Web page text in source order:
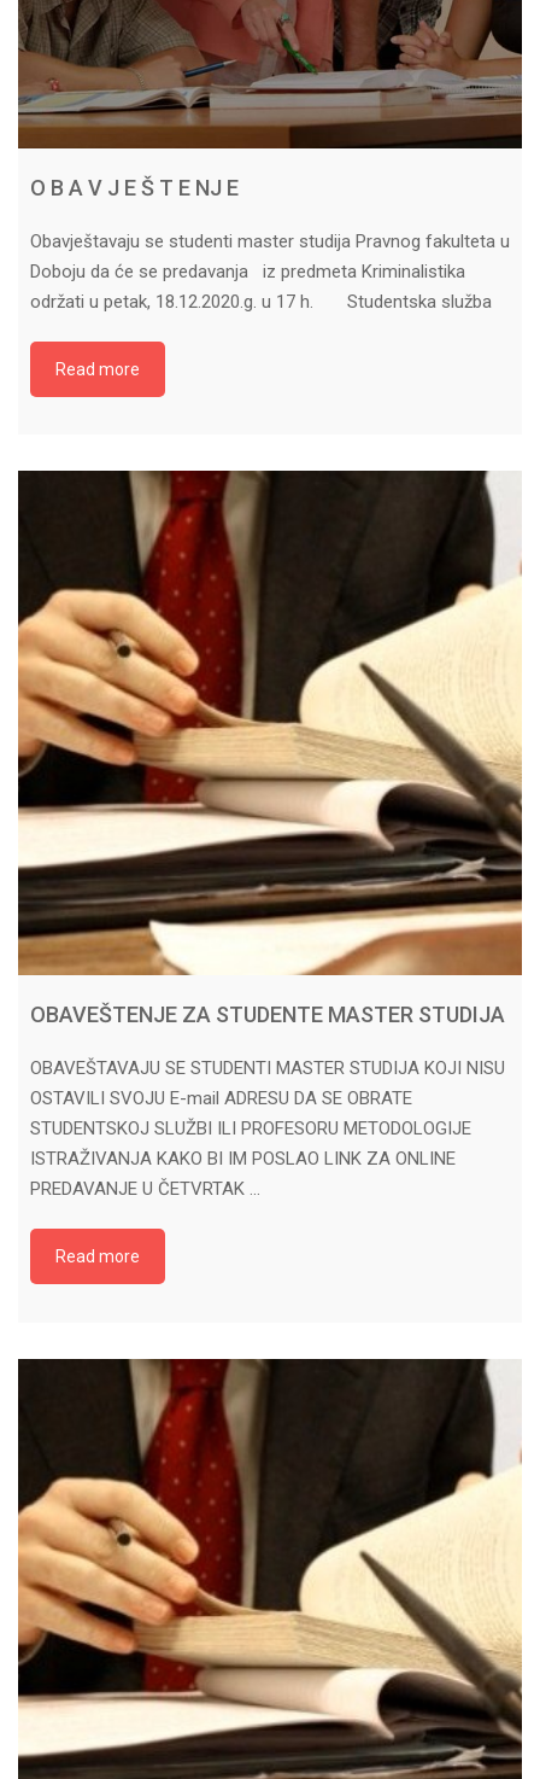
O B A V J E Š T E NJ E
Obavještavaju se studenti master studija Pravnog fakulteta u
Doboju da će se predavanja iz predmeta Kriminalistika
održati u petak, 18.12.2020.g. u 17 h. Studentska služba
Read more
OBAVEŠTENJE ZA STUDENTE MASTER STUDIJA
OBAVEŠTAVAJU SE STUDENTI MASTER STUDIJA KOJI NISU
OSTAVILI SVOJU E-mail ADRESU DA SE OBRATE
STUDENTSKOJ SLUŽBI ILI PROFESORU METODOLOGIJE
ISTRAŽIVANJA KAKO BI IM POSLAO LINK ZA ONLINE
PREDAVANJE U ČETVRTAK …
Read more